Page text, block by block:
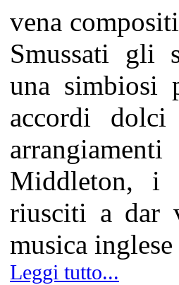
vena
Smussati gli
una simbiosi
accordi
Middleton, i
riusciti a dar
musica
Leggi tutto...